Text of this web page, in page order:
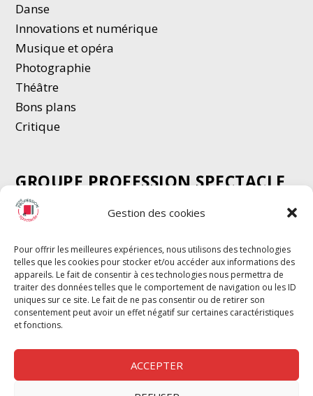
Gestion des cookies
Pour offrir les meilleures expériences, nous utilisons des technologies
telles que les cookies pour stocker et/ou accéder aux informations des
appareils. Le fait de consentir à ces technologies nous permettra de
traiter des données telles que le comportement de navigation ou les ID
uniques sur ce site. Le fait de ne pas consentir ou de retirer son
consentement peut avoir un effet négatif sur certaines caractéristiques
et fonctions.
ACCEPTER
Danse
Innovations et numérique
Musique et opéra
Photographie
Théâtre
Bons plans
Critique
GROUPE PROFESSION SPECTACLE
Chèque Intermittents
Chèque Compta
Chèque Emploi Spectacle
G-Pods
Profession Audio-visuel
Le Cahier Pro
Suivre Suivre